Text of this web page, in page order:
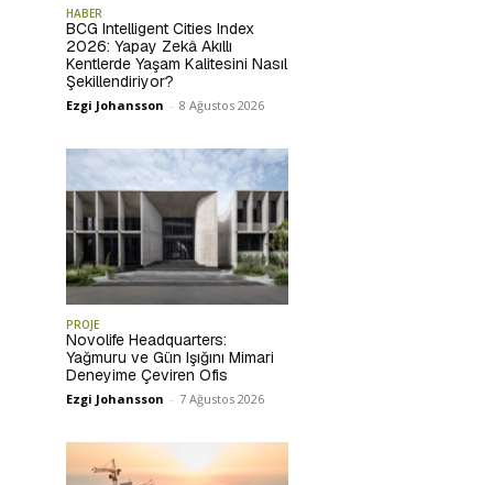
HABER
BCG Intelligent Cities Index
2026: Yapay Zekâ Akıllı
Kentlerde Yaşam Kalitesini Nasıl
Şekillendiriyor?
Ezgi Johansson - 8 Ağustos 2026
PROJE
Novolife Headquarters:
Yağmuru ve Gün Işığını Mimari
Deneyime Çeviren Ofis
Ezgi Johansson - 7 Ağustos 2026